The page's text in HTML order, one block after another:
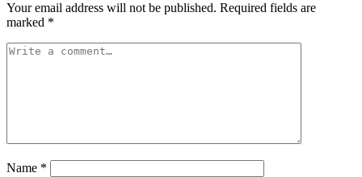
Your email address will not be published. Required fields are
marked *
Name *